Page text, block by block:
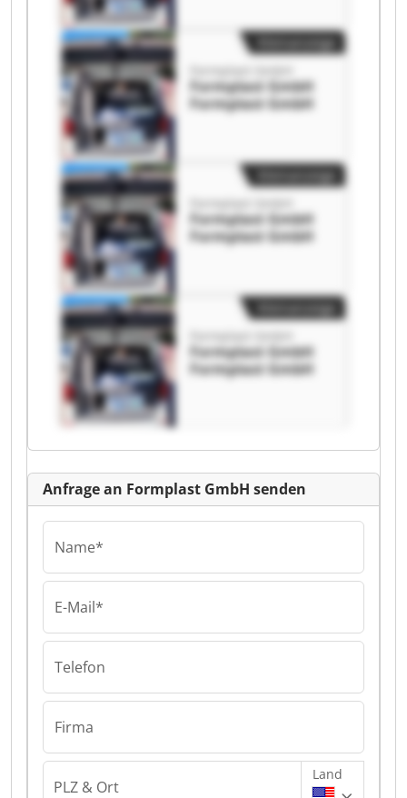
Formplast GmbH
Formplast GmbH
Formplast GmbH
Kleinanzeige
Formplast GmbH
Formplast GmbH
Formplast GmbH
Kleinanzeige
Formplast GmbH
Formplast GmbH
Formplast GmbH
Kleinanzeige
Anfrage an Formplast GmbH senden
Name*
E-Mail*
Telefon
Firma
PLZ & Ort
Land